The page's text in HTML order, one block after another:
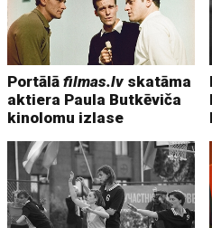
Portālāfilmas.lv skatāma
aktiera Paula Butkēviča
kinolomu izlase